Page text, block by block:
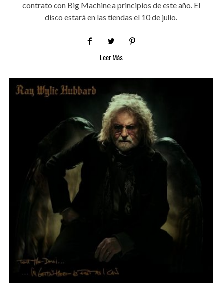
contrato con Big Machine a principios de este año. El
disco estará en las tiendas el 10 de julio.
Leer Más